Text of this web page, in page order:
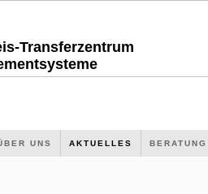
Transferzentrum
UNS AKTUELLES